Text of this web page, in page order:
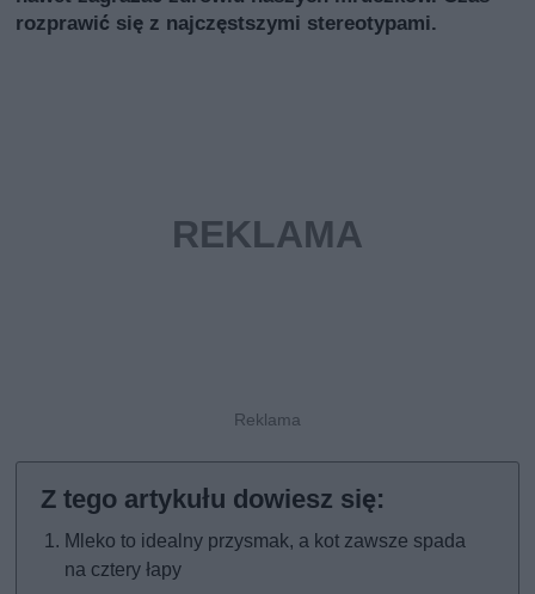
rozprawić się z najczęstszymi stereotypami.
Mleko to idealny przysmak, a kot zawsze spada
na cztery łapy